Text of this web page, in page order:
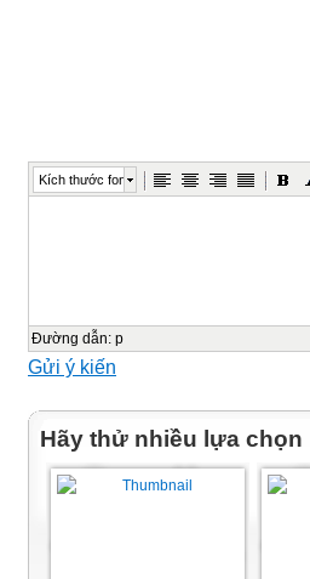
Kích thước font
Đường dẫn: p
Gửi ý kiến
Hãy thử nhiều lựa chọn